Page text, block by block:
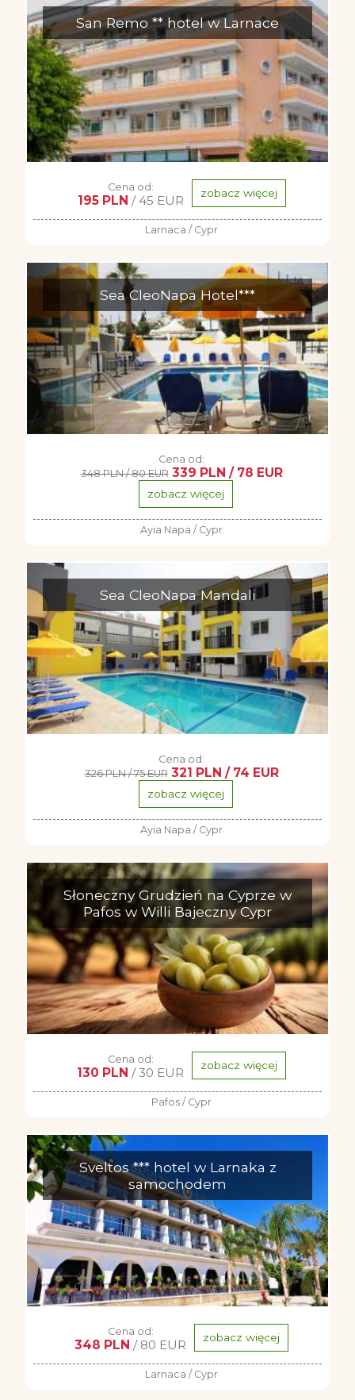
San Remo ** hotel w Larnace
Cena od:
195 PLN / 45 EUR zobacz więcej
Larnaca / Cypr
Sea CleoNapa Hotel***
Cena od:
348 PLN / 80 EUR 339 PLN / 78 EUR
zobacz więcej
Ayia Napa / Cypr
Sea CleoNapa Mandali
Cena od:
326 PLN / 75 EUR 321 PLN / 74 EUR
zobacz więcej
Ayia Napa / Cypr
Słoneczny Grudzień na Cyprze w
Pafos w Willi Bajeczny Cypr
Cena od:
130 PLN / 30 EUR zobacz więcej
Pafos / Cypr
Sveltos *** hotel w Larnaka z
samochodem
Cena od:
348 PLN / 80 EUR zobacz więcej
Larnaca / Cypr